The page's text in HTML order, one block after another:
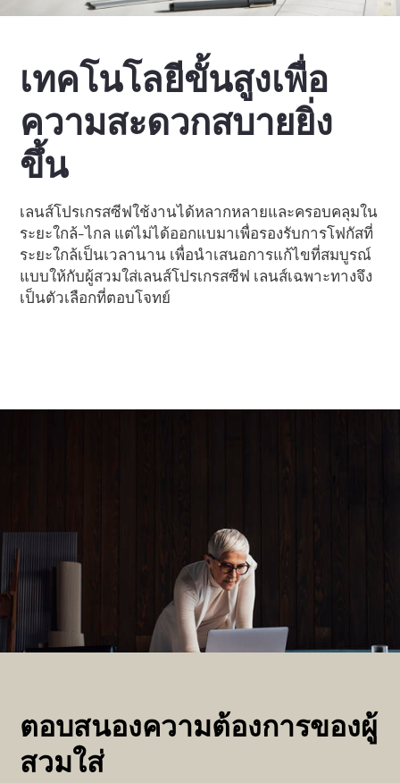
เทคโนโลยีขั้นสูงเพื่อ
ความสะดวกสบายยิ่ง
ขึ้น
เลนส์โปรเกรสซีฟใช้งานได้หลากหลายและครอบคลุมใน
ระยะใกล้-ไกล แต่ไม่ได้ออกแบมาเพื่อรองรับการโฟกัสที่
ระยะใกล้เป็นเวลานาน เพื่อนำเสนอการแก้ไขที่สมบูรณ์
แบบให้กับผู้สวมใส่เลนส์โปรเกรสซีฟ เลนส์เฉพาะทางจึง
เป็นตัวเลือกที่ตอบโจทย์
ตอบสนองความต้องการของผู้
สวมใส่